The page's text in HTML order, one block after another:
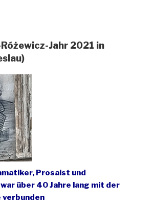
Jahr 2021 in
Prosaist und
über 40 Jahre lang mit der